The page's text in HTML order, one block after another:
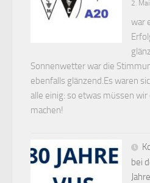
2.
war
Sonnenwetter war die
ebenfalls glänzend.Es waren
alle einig: so etwas müssen
machen!
bei